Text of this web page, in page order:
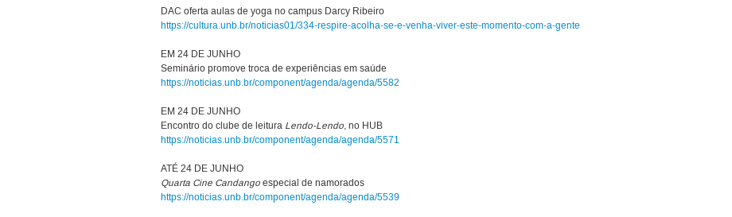
DAC oferta aulas de yoga no campus Darcy Ribeiro
https://cultura.unb.br/noticias01/334-respire-acolha-se-e-venha-viver-este-momento-com-a-gente
EM 24 DE JUNHO
Seminário promove troca de experiências em saúde
https://noticias.unb.br/component/agenda/agenda/5582
EM 24 DE JUNHO
Encontro do clube de leitura Lendo-Lendo, no HUB
https://noticias.unb.br/component/agenda/agenda/5571
ATÉ 24 DE JUNHO
Quarta Cine Candango especial de namorados
https://noticias.unb.br/component/agenda/agenda/5539